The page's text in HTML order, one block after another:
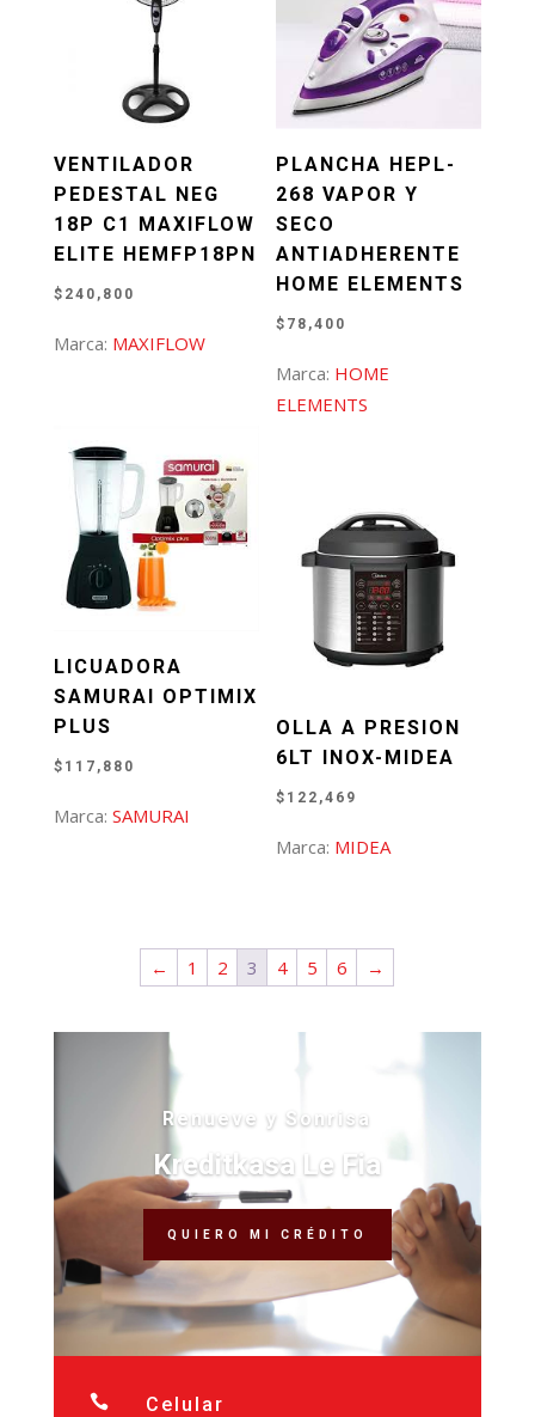
VENTILADOR
PEDESTAL NEG
18P C1 MAXIFLOW
ELITE HEMFP18PN
$ 240,800
Marca: MAXIFLOW
PLANCHA HEPL-
268 VAPOR Y
SECO
ANTIADHERENTE
HOME ELEMENTS
$ 78,400
Marca: HOME
ELEMENTS
LICUADORA
SAMURAI OPTIMIX
PLUS
$ 117,880
Marca: SAMURAI
OLLA A PRESION
6LT INOX-MIDEA
$ 122,469
Marca: MIDEA
← 1 2 3 4 5 6 →
Renueve y Sonrisa
Kreditkasa Le Fia
QUIERO MI CRÉDITO
 Celular